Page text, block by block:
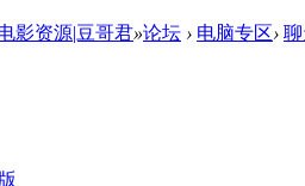
影资源|豆哥君»论坛 › 电脑专区›